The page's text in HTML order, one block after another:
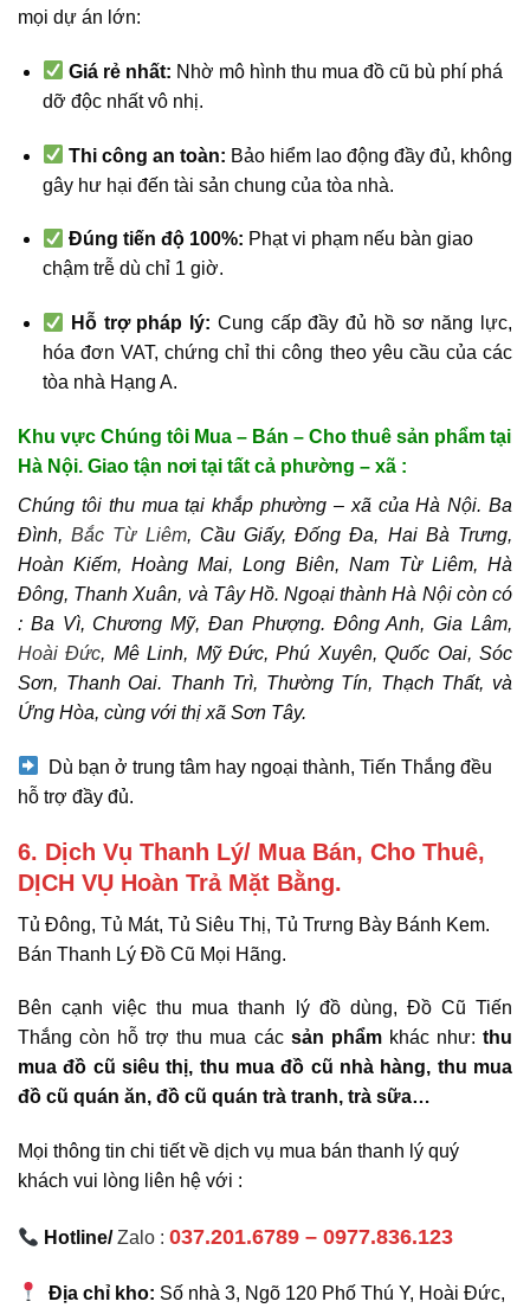
mọi dự án lớn:
Giá rẻ nhất: Nhờ mô hình thu mua đồ cũ bù phí phá
dỡ độc nhất vô nhị.
Thi công an toàn: Bảo hiểm lao động đầy đủ, không
gây hư hại đến tài sản chung của tòa nhà.
Đúng tiến độ 100%: Phạt vi phạm nếu bàn giao
chậm trễ dù chỉ 1 giờ.
Hỗ trợ pháp lý: Cung cấp đầy đủ hồ sơ năng lực,
hóa đơn VAT, chứng chỉ thi công theo yêu cầu của các
tòa nhà Hạng A.
Khu vực Chúng tôi Mua – Bán – Cho thuê sản phẩm tại
Hà Nội. Giao tận nơi tại tất cả phường – xã :
Chúng tôi thu mua tại khắp phường – xã của Hà Nội. Ba
Đình,Bắc Từ Liêm, Cầu Giấy, Đống Đa, Hai Bà Trưng,
Hoàn Kiếm, Hoàng Mai, Long Biên, Nam Từ Liêm, Hà
Đông, Thanh Xuân, và Tây Hồ. Ngoại thành Hà Nội còn có
: Ba Vì, Chương Mỹ, Đan Phượng. Đông Anh, Gia Lâm,
Hoài Đức, Mê Linh, Mỹ Đức, Phú Xuyên, Quốc Oai, Sóc
Sơn, Thanh Oai. Thanh Trì, Thường Tín, Thạch Thất, và
Ứng Hòa, cùng với thị xã Sơn Tây.
Dù bạn ở trung tâm hay ngoại thành, Tiến Thắng đều
hỗ trợ đầy đủ.
6. Dịch Vụ Thanh Lý/ Mua Bán, Cho Thuê,
DỊCH VỤ Hoàn Trả Mặt Bằng.
Tủ Đông, Tủ Mát, Tủ Siêu Thị, Tủ Trưng Bày Bánh Kem.
Bán Thanh Lý Đồ Cũ Mọi Hãng.
Bên cạnh việc thu mua thanh lý đồ dùng, Đồ Cũ Tiến
Thắng còn hỗ trợ thu mua các sản phẩmkhác như: thu
mua đồ cũ siêu thị, thu mua đồ cũ nhà hàng, thu mua
đồ cũ quán ăn, đồ cũ quán trà tranh, trà sữa…
Mọi thông tin chi tiết về dịch vụ mua bán thanh lý quý
khách vui lòng liên hệ với :
Hotline/Zalo :037.201.6789 – 0977.836.123
Địa chỉ kho: Số nhà 3, Ngõ 120 Phố Thú Y, Hoài Đức,